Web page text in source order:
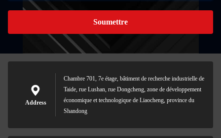
Soumettre
Address
Chambre 701, 7e étage, bâtiment de recherche industrielle de
Taide, rue Lushan, rue Dongcheng, zone de développement
économique et technologique de Liaocheng, province du
Shandong